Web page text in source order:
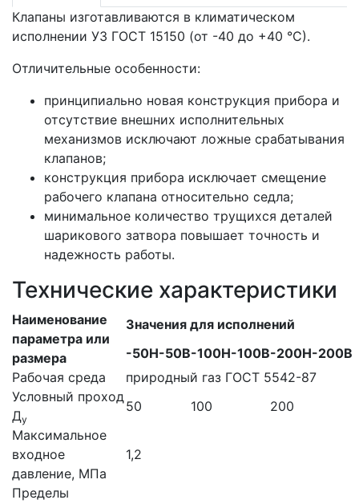
Клапаны изготавливаются в климатическом
исполнении УЗ ГОСТ 15150 (от -40 до +40 °С).
Отличительные особенности:
принципиально новая конструкция прибора и
отсутствие внешних исполнительных
механизмов исключают ложные срабатывания
клапанов;
конструкция прибора исключает смещение
рабочего клапана относительно седла;
минимальное количество трущихся деталей
шарикового затвора повышает точность и
надежность работы.
Технические характеристики
Наименование
параметра или
размера
Значения для исполнений
-50Н-50В-100Н-100В-200Н-200В
Рабочая среда
природный газ ГОСТ 5542-87
Условный проход
Ду
50 100
200
Максимальное
входное
давление, МПа
1,2
Пределы